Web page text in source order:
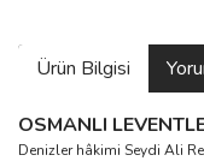
Ürün Bilgisi
OSMANLI
Denizler hâkimi Seydi Ali